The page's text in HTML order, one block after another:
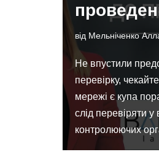
від Мельніченко
Не впустили
перевірку,
мережі є купа
слід перевіряти у
контролюючих